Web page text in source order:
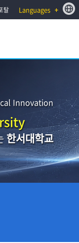
탈 Languages
Innovation
한서대학교